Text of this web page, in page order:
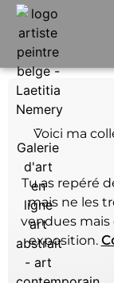
Voici ma
Tu as repéré
mais ne les
vendues
exposition.